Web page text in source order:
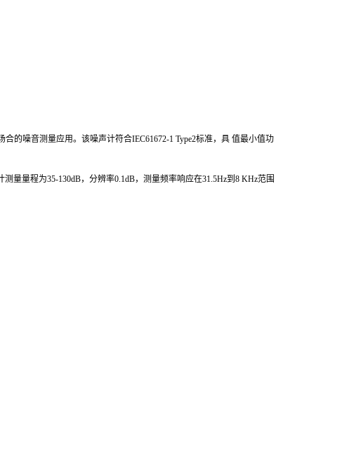
合的噪音测量应用。该噪声计符合IEC61672-1 Type2标准，具 值最小值功
测量量程为35-130dB，分辨率0.1dB，测量频率响应在31.5Hz到 8 KHz范围